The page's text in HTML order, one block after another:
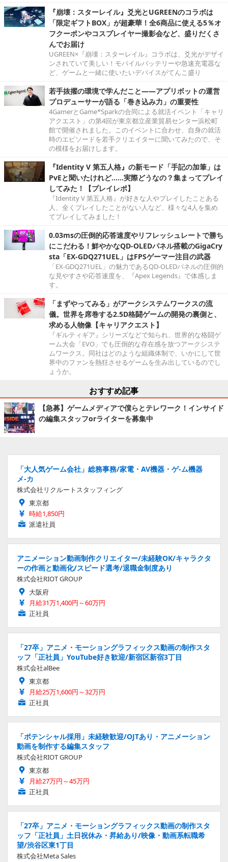
『崩壊：スターレイル』爻光とUGREENのコラボは
「限定ギフトBOX」が超豪華！全6商品に使える5％オ
フクーポンやコスプレイヤー撮影会など、盛りだくさ
んでお届け
UGREEN×『崩壊：スターレイル』コラボは、爻光がデザイ
ンされていて美しい！モバイルバッテリーや急速充電器な
ど、ゲームと一緒に使いたいデバイスがてんこ盛り
若手抜擢の環境で学んだこと――アプリボットの運営
プロデューサーが語る「巻き込み力」の重要性
4GamerとGame*Sparkの合同による就活イベント「キャリ
アクエスト」の第4回が東京都立産業貿易センター浜松町
館で開催されました。このイベントに合わせ、自身の就活
時のエピソードを若手クリエイターに聞いてみたので、そ
の模様をお届けします。
『Identity V 第五人格』の新モード「手記の加筆」は
PvEと聞いたけれど……実際どうなの？集まってプレイ
してみた！【プレイレポ】
『Identity V 第五人格』が好きな人やプレイしたことある
人、全くプレイしたことがない人など、様々な4人を集め
てプレイしてみました！
0.03msの圧倒的応答速度やリフレッシュレートで勝ち
にこだわる！鮮やかなQD-OLEDパネル搭載のGigaCry
sta「EX-GDQ271UEL」はFPSゲーマー注目の武器
「EX-GDQ271UEL」の魅力であるQD-OLEDパネルの圧倒的
な見やすさや応答速度を、『Apex Legends』で体感しま
す。
「まずやってみる」がアークシステムワークスの流
儀。世界を席巻する2.5D格闘ゲームの開発の裏側と、
求める人物像【キャリアクエスト】
『ギルティギア』シリーズなどで知られ、世界的な格闘ゲ
ーム大会「EVO」でも圧倒的な存在感を放つアークシステ
ムワークス。同社はどのような組織体制で、いかにして世
界中のファンを熱狂させるゲームを生み出しているのでし
ょうか。
おすすめ記事
【急募】ゲームメディアで僕らとテレワーク！インサイド
の編集スタッフorライターを募集中
「大人気ゲーム会社」総務事務/家電・AV機器・ゲ-ム機器
メ-カ
株式会社リクルートスタッフィング
東京都
時給1,850円
派遣社員
アニメーション動画制作クリエイター/未経験OK/キャラクタ
ーの作画と動画化/スピード選考/退職金制度あり
株式会社RIOT GROUP
大阪府
月給31万1,400円～60万円
正社員
「27卒」アニメ・モーショングラフィックス動画の制作スタ
ッフ「正社員」YouTube好き歓迎/新宿区新宿3丁目
株式会社alBee
東京都
月給25万1,600円～32万円
正社員
「ポテンシャル採用」未経験歓迎/OJTあり・アニメーション
動画を制作する編集スタッフ
株式会社RIOT GROUP
東京都
月給27万円～45万円
正社員
「27卒」アニメ・モーショングラフィックス動画の制作スタ
ッフ「正社員」土日祝休み・昇給あり/映像・動画系転職希
望/渋谷区東1丁目
株式会社Meta Sales